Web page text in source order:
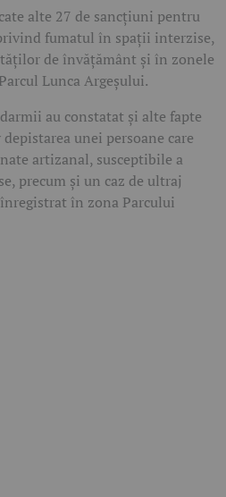
alte 27 de sancțiuni pentru
fumatul în spații interzise,
de învățământ și în zonele
Parcul Lunca Argeșului.
au constatat și alte fapte
unei persoane care
artizanal, susceptibile a
precum și un caz de ultraj
în zona Parcului